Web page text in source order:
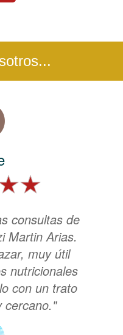
consultas de
Martin Arias.
muy útil
nutricionales
con un trato
cercano."